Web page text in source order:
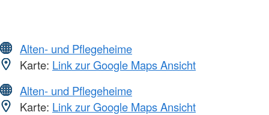
Alten- und Pflegeheime
Karte: Link zur Google Maps Ansicht
Alten- und Pflegeheime
Karte: Link zur Google Maps Ansicht